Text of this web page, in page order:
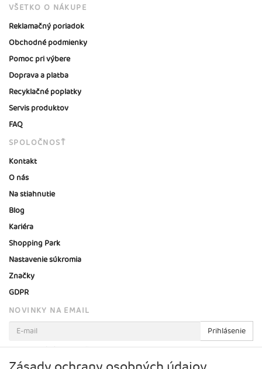
VŠETKO O NÁKUPE
Reklamačný poriadok
Obchodné podmienky
Pomoc pri výbere
Doprava a platba
Recyklačné poplatky
Servis produktov
FAQ
SPOLOČNOSŤ
Kontakt
O nás
Na stiahnutie
Blog
Kariéra
Shopping Park
Nastavenie súkromia
Značky
GDPR
NOVINKY NA EMAIL
Prihlásenie
Viac informácií o tejto službe